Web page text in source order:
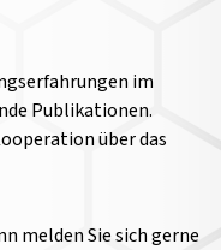
im
Publikationen.
über das
melden Sie sich gerne